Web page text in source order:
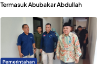
Termasuk Abubakar Abdullah
Pemerintahan